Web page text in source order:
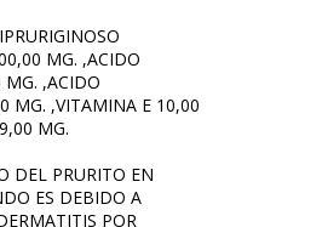
MG. ,ACIDO
MG. ,ACIDO
MG. ,VITAMINA E 10,00
MG.
DEL PRURITO EN
ES DEBIDO A
POR